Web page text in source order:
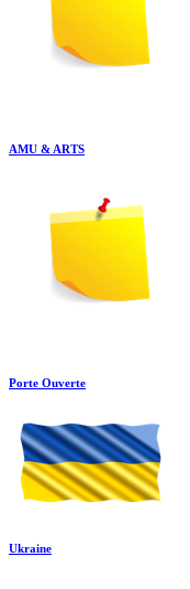
AMU & ARTS
Porte Ouverte
Ukraine